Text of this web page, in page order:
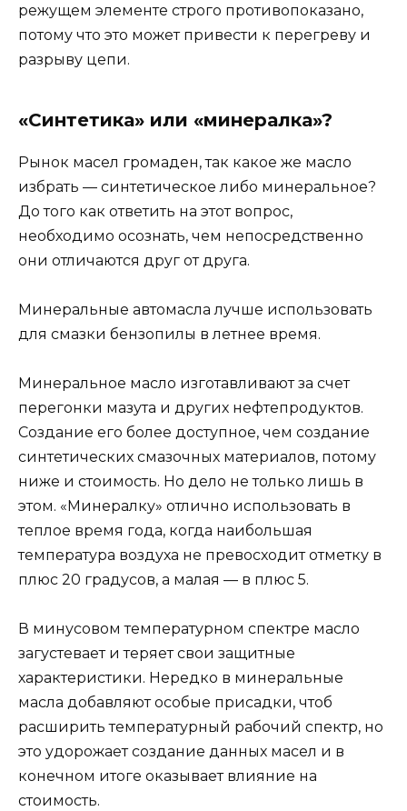
режущем элементе строго противопоказано,
потому что это может привести к перегреву и
разрыву цепи.
«Синтетика» или «минералка»?
Рынок масел громаден, так какое же масло
избрать — синтетическое либо минеральное?
До того как ответить на этот вопрос,
необходимо осознать, чем непосредственно
они отличаются друг от друга.
Минеральные автомасла лучше использовать
для смазки бензопилы в летнее время.
Минеральное масло изготавливают за счет
перегонки мазута и других нефтепродуктов.
Создание его более доступное, чем создание
синтетических смазочных материалов, потому
ниже и стоимость. Но дело не только лишь в
этом. «Минералку» отлично использовать в
теплое время года, когда наибольшая
температура воздуха не превосходит отметку в
плюс 20 градусов, а малая — в плюс 5.
В минусовом температурном спектре масло
загустевает и теряет свои защитные
характеристики. Нередко в минеральные
масла добавляют особые присадки, чтоб
расширить температурный рабочий спектр, но
это удорожает создание данных масел и в
конечном итоге оказывает влияние на
стоимость.